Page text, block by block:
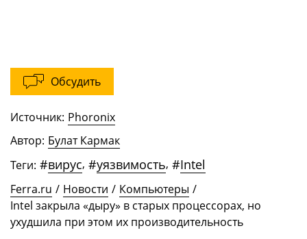
Обсудить
Источник: Phoronix
Автор: Булат Кармак
Теги: #вирус, #уязвимость, #Intel
Ferra.ru / Новости / Компьютеры /
Intel закрыла «дыру» в старых процессорах, но
ухудшила при этом их производительность